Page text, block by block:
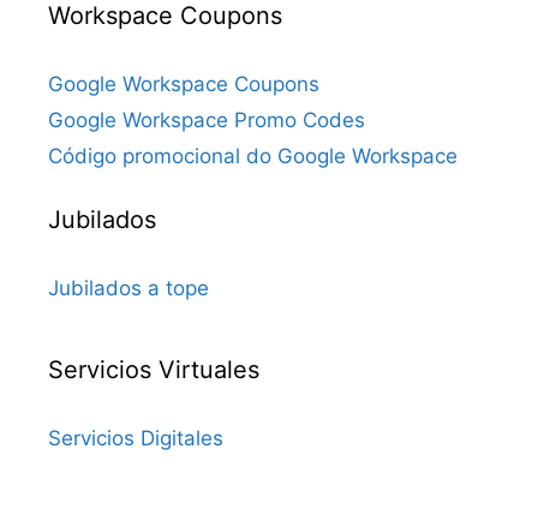
Workspace Coupons
Google Workspace Coupons
Google Workspace Promo Codes
Código promocional do Google Workspace
Jubilados
Jubilados a tope
Servicios Virtuales
Servicios Digitales